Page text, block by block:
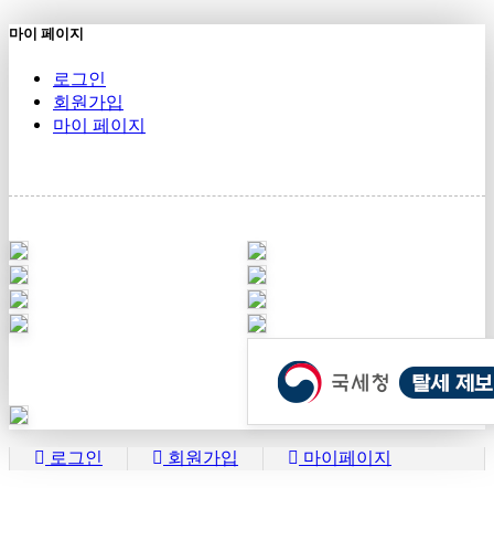
마이 페이지
로그인
회원가입
마이 페이지
로그인 회원가입 마이페이지